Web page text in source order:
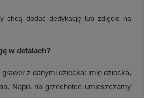
chcą dodać dedykację lub zdjęcie na
w detalach?
z danymi dziecka: imię dziecka,
Napis na grzechotce umieszczamy